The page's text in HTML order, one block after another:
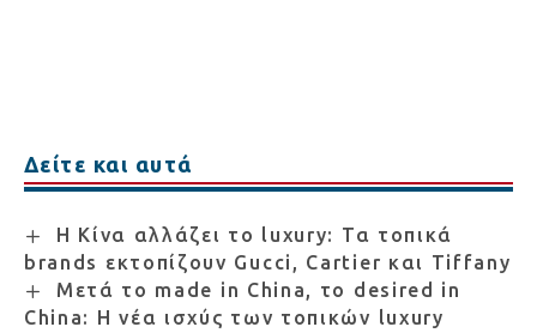
Δείτε και αυτά
Η Κίνα αλλάζει το luxury: Τα τοπικά
brands εκτοπίζουν Gucci, Cartier και Tiffany
Μετά το made in China, το desired in
China: Η νέα ισχύς των τοπικών luxury